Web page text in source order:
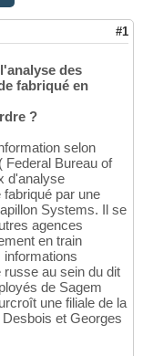
#1
des
fabriqué en
?
selon
Federal Bureau of
d'analyse
par une
Systems. Il se
agences
en train
au sein du dit
de Sagem
une filiale de la
et Georges